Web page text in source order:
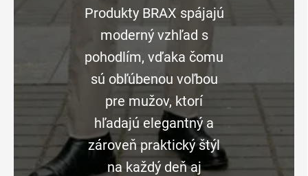
Produkty BRAX spájajú
moderný vzhľad s
pohodlím, vďaka čomu
sú obľúbenou voľbou
pre mužov, ktorí
hľadajú elegantný a
zároveň praktický štýl
na každý deň aj